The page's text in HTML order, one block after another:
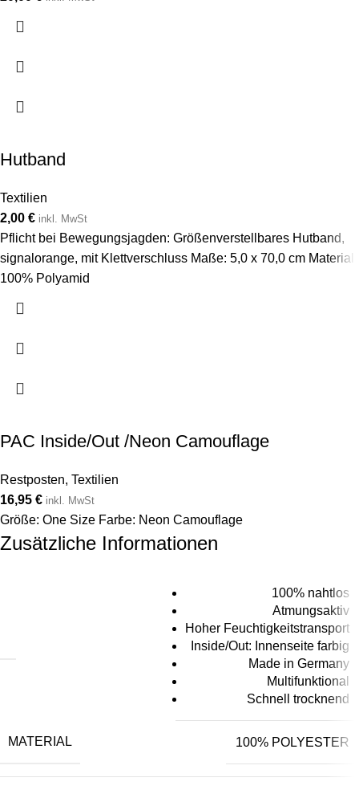
Hutband
Textilien
2,00 € inkl. MwSt
Pflicht bei Bewegungsjagden: Größenverstellbares Hutband,
signalorange, mit Klettverschluss Maße: 5,0 x 70,0 cm Material:
100% Polyamid
PAC Inside/Out /Neon Camouflage
Restposten, Textilien
16,95 € inkl. MwSt
Größe: One Size Farbe: Neon Camouflage
Zusätzliche Informationen
100% nahtlos
Atmungsaktiv
Hoher Feuchtigkeitstransport
Inside/Out: Innenseite farbig
Made in Germany
Multifunktional
Schnell trocknend
MATERIAL 100% POLYESTER